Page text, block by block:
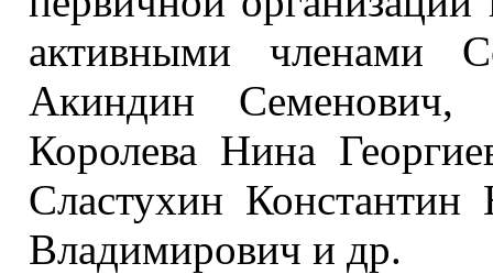
активными членами
Акиндин Семенович,
Королева Нина
Сластухин Константин
Владимирович и др.